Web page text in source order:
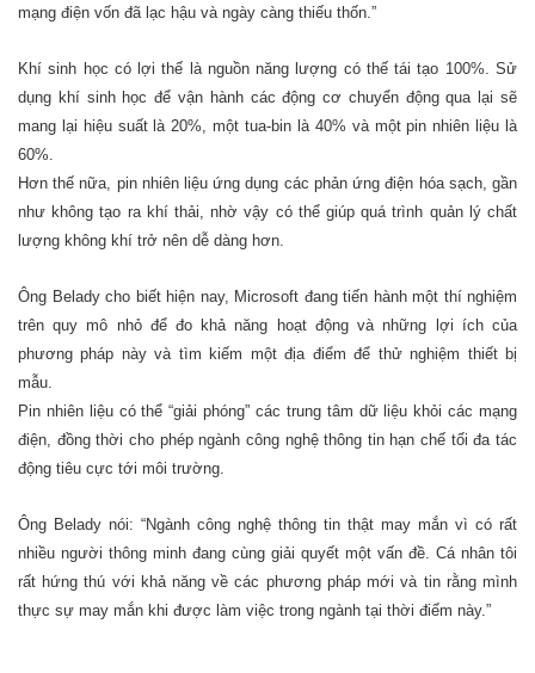
mạng điện vốn đã lạc hậu và ngày càng thiếu thốn.”
Khí sinh học có lợi thế là nguồn năng lượng có thế tái tạo 100%. Sử
dụng khí sinh học để vận hành các động cơ chuyển động qua lại sẽ
mang lại hiệu suất là 20%, một tua-bin là 40% và một pin nhiên liệu là
60%.
Hơn thế nữa, pin nhiên liệu ứng dụng các phản ứng điện hóa sạch, gần
như không tạo ra khí thải, nhờ vậy có thể giúp quá trình quản lý chất
lượng không khí trở nên dễ dàng hơn.
Ông Belady cho biết hiện nay, Microsoft đang tiến hành một thí nghiệm
trên quy mô nhỏ để đo khả năng hoạt động và những lợi ích của
phương pháp này và tìm kiếm một địa điểm để thử nghiệm thiết bị
mẫu.
Pin nhiên liệu có thể “giải phóng” các trung tâm dữ liệu khỏi các mạng
điện, đồng thời cho phép ngành công nghệ thông tin hạn chế tối đa tác
động tiêu cực tới môi trường.
Ông Belady nói: “Ngành công nghệ thông tin thật may mắn vì có rất
nhiều người thông minh đang cùng giải quyết một vấn đề. Cá nhân tôi
rất hứng thú với khả năng về các phương pháp mới và tin rằng mình
thực sự may mắn khi được làm việc trong ngành tại thời điểm này.”